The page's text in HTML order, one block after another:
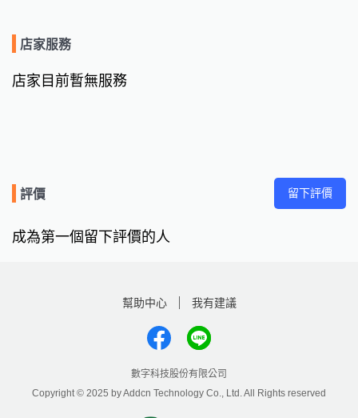
店家服務
店家目前暫無服務
評價 留下評價
成為第一個留下評價的人
幫助中心 我有建議
數字科技股份有限公司
Copyright © 2025 by Addcn Technology Co., Ltd. All Rights reserved